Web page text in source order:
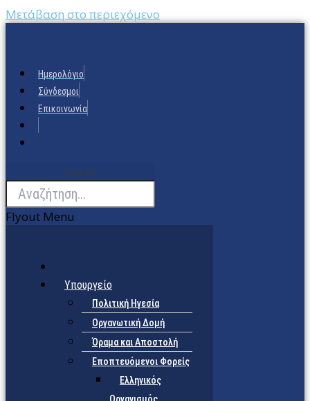
Μετάβαση στο περιεχόμενο
Ημερολόγιο
Σύνδεσμοι
Επικοινωνία
Search
Flyout Menu
Υπουργείο
Πολιτική Ηγεσία
Οργανωτική Δομή
Όραμα και Αποστολή
Εποπτευόμενοι Φορείς
Eλληνικός